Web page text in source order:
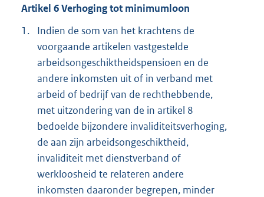
Artikel 6 Verhoging tot minimumloon
1.
Indien de som van het krachtens de
voorgaande artikelen vastgestelde
arbeidsongeschiktheidspensioen en de
andere inkomsten uit of in verband met
arbeid of bedrijf van de rechthebbende,
met uitzondering van de in artikel 8
bedoelde bijzondere invaliditeitsverhoging,
de aan zijn arbeidsongeschiktheid,
invaliditeit met dienstverband of
werkloosheid te relateren andere
inkomsten daaronder begrepen, minder